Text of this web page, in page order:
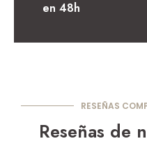
en 48h
RESEÑAS
Reseñas de